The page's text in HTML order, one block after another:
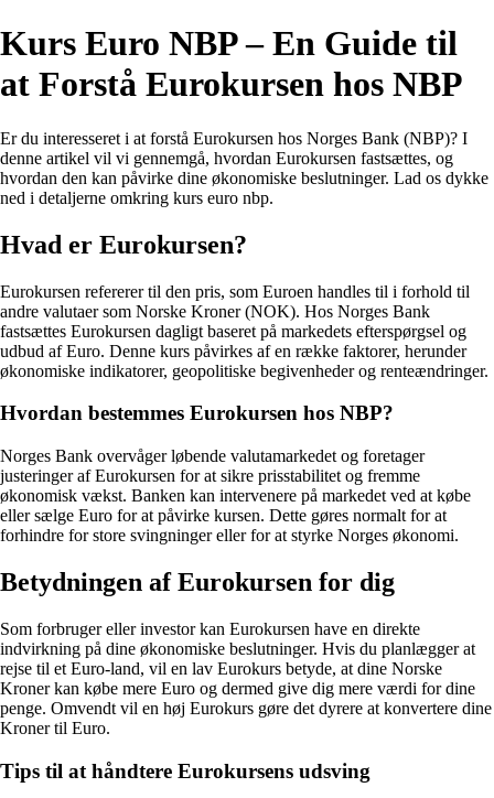
Kurs Euro NBP – En Guide til
at Forstå Eurokursen hos NBP
Er du interesseret i at forstå Eurokursen hos Norges Bank (NBP)? I
denne artikel vil vi gennemgå, hvordan Eurokursen fastsættes, og
hvordan den kan påvirke dine økonomiske beslutninger. Lad os dykke
ned i detaljerne omkring kurs euro nbp.
Hvad er Eurokursen?
Eurokursen refererer til den pris, som Euroen handles til i forhold til
andre valutaer som Norske Kroner (NOK). Hos Norges Bank
fastsættes Eurokursen dagligt baseret på markedets efterspørgsel og
udbud af Euro. Denne kurs påvirkes af en række faktorer, herunder
økonomiske indikatorer, geopolitiske begivenheder og renteændringer.
Hvordan bestemmes Eurokursen hos NBP?
Norges Bank overvåger løbende valutamarkedet og foretager
justeringer af Eurokursen for at sikre prisstabilitet og fremme
økonomisk vækst. Banken kan intervenere på markedet ved at købe
eller sælge Euro for at påvirke kursen. Dette gøres normalt for at
forhindre for store svingninger eller for at styrke Norges økonomi.
Betydningen af Eurokursen for dig
Som forbruger eller investor kan Eurokursen have en direkte
indvirkning på dine økonomiske beslutninger. Hvis du planlægger at
rejse til et Euro-land, vil en lav Eurokurs betyde, at dine Norske
Kroner kan købe mere Euro og dermed give dig mere værdi for dine
penge. Omvendt vil en høj Eurokurs gøre det dyrere at konvertere dine
Kroner til Euro.
Tips til at håndtere Eurokursens udsving